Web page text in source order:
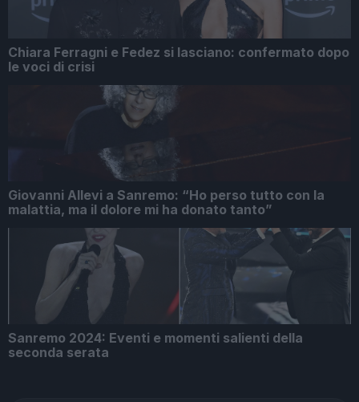
Chiara Ferragni e Fedez si lasciano: confermato dopo
le voci di crisi
Giovanni Allevi a Sanremo: “Ho perso tutto con la
malattia, ma il dolore mi ha donato tanto”
Sanremo 2024: Eventi e momenti salienti della
seconda serata